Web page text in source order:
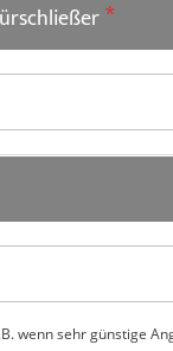
wenn sehr günstige